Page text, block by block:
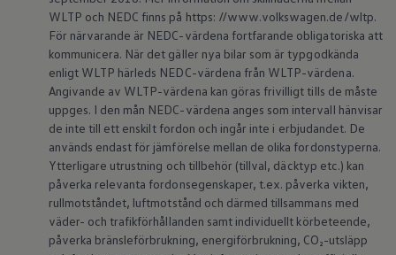
ID. Högspänningsbatteri
GTX: Elektrisk prestanda
Elbilsbatteriets råvaror
Mjukvaruuppdateringar för ID.
Enkelt förklarat – så fungerar din ID.
Vanliga frågor
ID. Drivers Club
Service av elbilar
Företag
Business Lease
Företagsleasing
Personalbil
Bonus malus
TCO - Total ägandekostnad
Ordlista
WLTP och NEDC finns på https: //www.volkswagen.de/wltp.
För närvarande är NEDC-värdena fortfarande obligatoriska att
kommunicera. När det gäller nya bilar som är typgodkända
enligt WLTP härleds NEDC-värdena från WLTP-värdena.
Angivande av WLTP-värdena kan göras frivilligt tills de måste
uppges. I den mån NEDC-värdena anges som intervall hänvisar
de inte till ett enskilt fordon och ingår inte i erbjudandet. De
används endast för jämförelse mellan de olika fordonstyperna.
Ytterligare utrustning och tillbehör (tillval, däcktyp etc.) kan
påverka relevanta fordonsegenskaper, t.ex. påverka vikten,
rullmotståndet, luftmotstånd och därmed tillsammans med
väder- och trafikförhållanden samt individuellt körbeteende,
påverka bränsleförbrukning, energiförbrukning, CO₂-utsläpp